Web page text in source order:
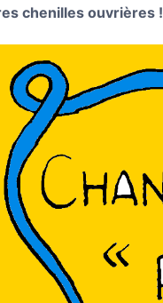
chenilles ouvrières !